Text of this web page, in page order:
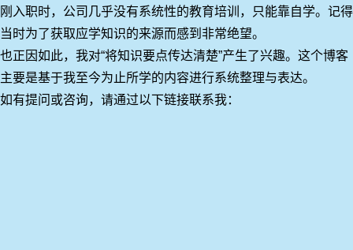
刚入职时，公司几乎没有系统性的教育培训，只能靠自学。记得
当时为了获取应学知识的来源而感到非常绝望。
也正因如此，我对“将知识要点传达清楚”产生了兴趣。这个博客
主要是基于我至今为止所学的内容进行系统整理与表达。
如有提问或咨询，请通过以下链接联系我：